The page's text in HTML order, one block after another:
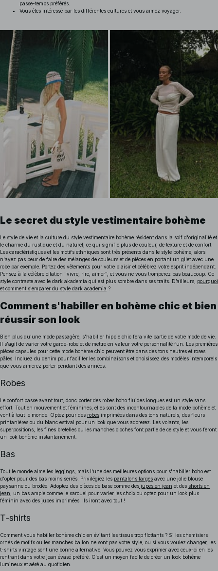
passe-temps préférés.
Vous êtes intéressé par les différentes cultures et vous aimez voyager.
Le secret du style vestimentaire bohème
Le style de vie et la culture du style vestimentaire bohème résident dans la soif d'originalité et
le charme du rustique et du naturel, ce qui signifie plus de couleur, de texture et de confort.
Les caractéristiques et les motifs ethniques sont très présents dans le style bohème, alors
n'ayez pas peur de faire des mélanges de couleurs et de pièces en portant un gilet avec une
robe par exemple. Portez des vêtements pour votre plaisir et célébrez votre esprit indépendant.
Pensez à la célèbre citation "vivre, rire, aimer", et vous ne vous tromperez pas beaucoup. Ce
style contraste avec le dark akademia qui est plus sombre dans ses traits. D’ailleurs, pourquoi
et comment s'emparer du style dark academia ?
Comment s'habiller en bohème chic et bien
réussir son look
Bien plus qu'une mode passagère, s'habiller hippie chic fera vite partie de votre mode de vie.
Il s'agit de varier votre garde-robe et de mettre en valeur votre personnalité fun. Les premières
pièces capsules pour cette mode bohème chic peuvent être dans des tons neutres et roses
pâles. Incluez du denim pour faciliter les combinaisons et choisissez des modèles intemporels
que vous aimerez porter pendant des années.
Robes
Le confort passe avant tout, donc porter des robes boho fluides longues est un style sans
effort. Tout en mouvement et féminines, elles sont des incontournables de la mode bohème et
vont à tout le monde. Optez pour des robes imprimées dans des tons naturels, des fleurs
printanières ou du blanc estival pour un look que vous adorerez. Les volants, les
superpositions, les fines bretelles ou les manches cloches font partie de ce style et vous feront
un look bohème instantanément.
Bas
Tout le monde aime les leggings , mais l'une des meilleures options pour s'habiller boho est
d'opter pour des bas moins serrés. Privilégiez les pantalons larges avec une jolie blouse
paysanne ou brodée. Adoptez des pièces de base comme des jupes en jean et des shorts en
jean , un bas ample comme le sarouel pour varier les choix ou optez pour un look plus
féminin avec des jupes imprimées. Ils iront avec tout !
T-shirts
Comment vous habiller bohème chic en évitant les tissus trop flottants ? Si les chemisiers
ornés de motifs ou les manches ballon ne sont pas votre style, ou si vous voulez changer, les
t-shirts vintage sont une bonne alternative. Vous pouvez vous exprimer avec ceux-ci en les
rentrant dans votre jean évasé préféré. C'est un moyen facile de créer un look bohème
lumineux et aéré au quotidien.